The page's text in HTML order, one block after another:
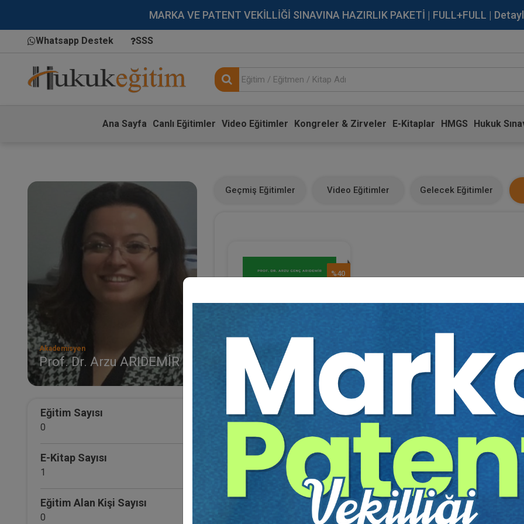
MARKA VE PATENT VEKİLLİĞİ SINAVINA HAZIRLIK PAKETİ | FULL+FULL |
Whatsapp Destek SSS
Ana Sayfa Canlı Eğitimler Video Eğitimler Kongreler & Zirveler E-Kitaplar HMGS Hukuk
Akademisyen
Prof. Dr. Arzu ARIDEMİR
Eğitim Sayısı
0
E-Kitap Sayısı
1
Eğitim Alan Kişi Sayısı
0
Geçmiş Eğitimler Video Eğitimler Gelecek Eğitimler
%40
Ki̇racının Genel Gi̇..
Prof. Dr. Arzu ARIDEMİR
80 TL
48 TL
Sepete Ekle